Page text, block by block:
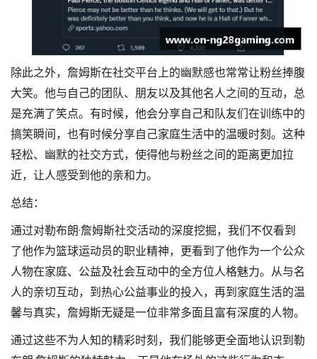
除此之外，詹姆斯在社交平台上的幽默感也常常让粉丝捧腹
大笑。他与自己的团队、朋友以及其他名人之间的互动，总
是充满了笑点。有时候，他会分享自己和队友们在训练中的
搞笑瞬间，也有时候分享自己家庭生活中的温暖时刻。这种
轻松、幽默的社交方式，使得他与粉丝之间的距离更加拉
近，让人感受到他的亲和力。
总结：
通过对勒布朗·詹姆斯社交活动的深度挖掘，我们不仅看到
了他作为篮球运动员的职业精神，更看到了他作为一个公众
人物在家庭、公益及社会互动中的全方位人格魅力。从与名
人的亲切互动，到热心公益事业的投入，再到家庭生活的温
馨与真实，詹姆斯无疑是一位非常多面且富有深度的人物。
通过这些不为人知的精彩时刻，我们能够更全面地认识到勒